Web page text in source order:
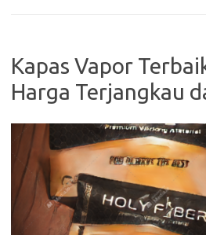
Kapas Vapor
Harga Terjangkau